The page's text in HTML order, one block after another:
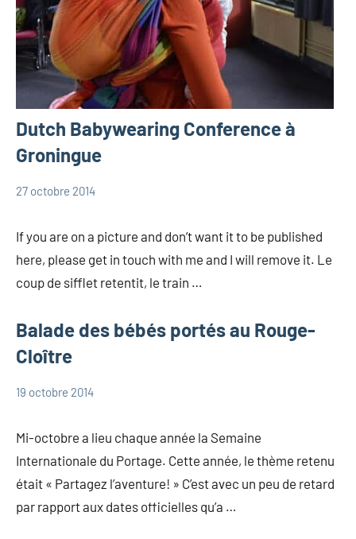
Dutch Babywearing Conference à
Groningue
27 octobre 2014
If you are on a picture and don’t want it to be published
here, please get in touch with me and I will remove it. Le
coup de sifflet retentit, le train …
Balade des bébés portés au Rouge-
Cloître
19 octobre 2014
Mi-octobre a lieu chaque année la Semaine
Internationale du Portage. Cette année, le thème retenu
était « Partagez l’aventure! » C’est avec un peu de retard
par rapport aux dates officielles qu’a …